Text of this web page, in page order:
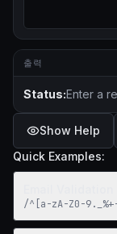
출력
Status:Enter a
Show Help
Quick Examples:
/^[a-zA-Z0-